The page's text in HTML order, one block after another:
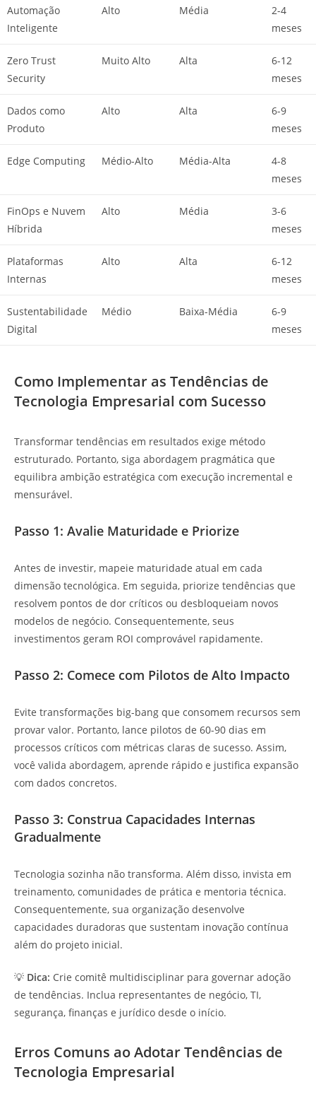
Automação
Inteligente
Alto Média
2-4
meses
Zero Trust
Security
Muito Alto Alta
6-12
meses
Dados como
Produto
Alto Alta
6-9
meses
Edge Computing Médio-Alto Média-Alta
4-8
meses
FinOps e Nuvem
Híbrida
Alto Média
3-6
meses
Plataformas
Internas
Alto Alta
6-12
meses
Sustentabilidade
Digital
Médio Baixa-Média
6-9
meses
Como Implementar as Tendências de
Tecnologia Empresarial com Sucesso
Transformar tendências em resultados exige método
estruturado. Portanto, siga abordagem pragmática que
equilibra ambição estratégica com execução incremental e
mensurável.
Passo 1: Avalie Maturidade e Priorize
Antes de investir, mapeie maturidade atual em cada
dimensão tecnológica. Em seguida, priorize tendências que
resolvem pontos de dor críticos ou desbloqueiam novos
modelos de negócio. Consequentemente, seus
investimentos geram ROI comprovável rapidamente.
Passo 2: Comece com Pilotos de Alto Impacto
Evite transformações big-bang que consomem recursos sem
provar valor. Portanto, lance pilotos de 60-90 dias em
processos críticos com métricas claras de sucesso. Assim,
você valida abordagem, aprende rápido e justifica expansão
com dados concretos.
Passo 3: Construa Capacidades Internas
Gradualmente
Tecnologia sozinha não transforma. Além disso, invista em
treinamento, comunidades de prática e mentoria técnica.
Consequentemente, sua organização desenvolve
capacidades duradoras que sustentam inovação contínua
além do projeto inicial.
💡 Dica: Crie comitê multidisciplinar para governar adoção
de tendências. Inclua representantes de negócio, TI,
segurança, finanças e jurídico desde o início.
Erros Comuns ao Adotar Tendências de
Tecnologia Empresarial